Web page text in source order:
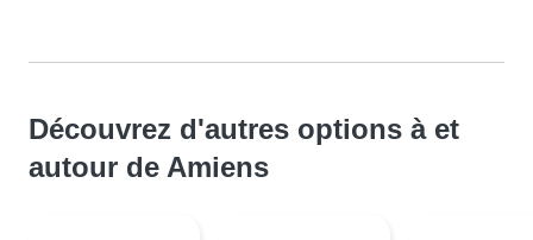
Découvrez d'autres options à et
autour de Amiens